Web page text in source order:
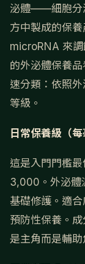
泌體——細胞分
方中製成的保
microRNA 來
的外泌體保養
速分類：依照
等級。
日常保養級（每
這是入門門檻
3,000。外泌體
基礎修護。適
預防性保養。
是主角而是輔助